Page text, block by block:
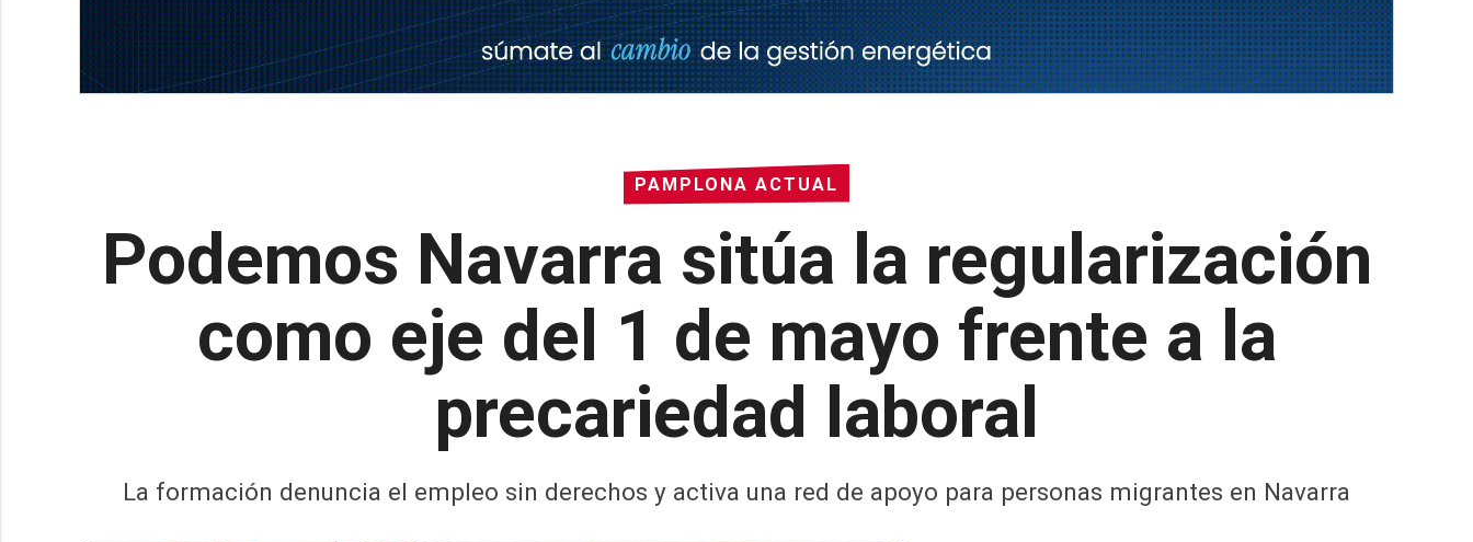
PAMPLONA ACTUAL
Podemos Navarra sitúa la regularización
como eje del 1 de mayo frente a la
precariedad laboral
La formación denuncia el empleo sin derechos y activa una red de apoyo para personas migrantes en Navarra